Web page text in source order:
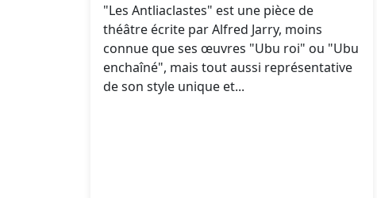
"Les Antliaclastes" est une pièce de
théâtre écrite par Alfred Jarry, moins
connue que ses œuvres "Ubu roi" ou "Ubu
enchaîné", mais tout aussi représentative
de son style unique et...